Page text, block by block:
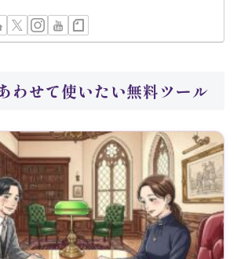
わせて使いたい無料ツール